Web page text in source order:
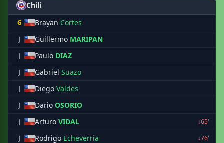
Chili
G Brayan Cortes
J Guillermo MARIPAN
J Paulo DIAZ
J Gabriel Suazo
J Diego Valdes
J Dario OSORIO
J Arturo VIDAL
↓65'
J
Rodrigo Echeverria
↓76'